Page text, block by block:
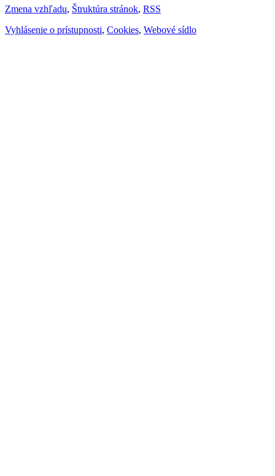
Zmena vzhľadu, Štruktúra stránok, RSS
Vyhlásenie o prístupnosti, Cookies, Webové sídlo